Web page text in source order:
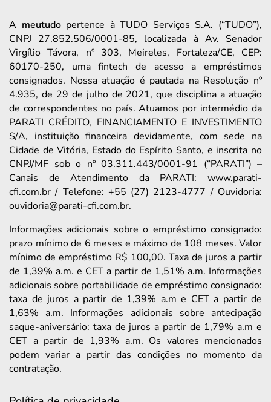
A meutudopertence à TUDO Serviços S.A. (“TUDO”),
CNPJ 27.852.506/0001-85, localizada à Av. Senador
Virgílio Távora, nº 303, Meireles, Fortaleza/CE, CEP:
60170-250, uma fintech de acesso a empréstimos
consignados. Nossa atuação é pautada na Resolução nº
4.935, de 29 de julho de 2021, que disciplina a atuação
de correspondentes no país. Atuamos por intermédio da
PARATI CRÉDITO, FINANCIAMENTO E INVESTIMENTO
S/A, instituição financeira devidamente, com sede na
Cidade de Vitória, Estado do Espírito Santo, e inscrita no
CNPJ/MF sob o nº 03.311.443/0001-91 (“PARATI”) –
Canais de Atendimento da PARATI: www.parati-
cfi.com.br / Telefone: +55 (27) 2123-4777 / Ouvidoria:
ouvidoria@parati-cfi.com.br.
Informações adicionais sobre o empréstimo consignado:
prazo mínimo de 6 meses e máximo de 108 meses. Valor
mínimo de empréstimo R$ 100,00. Taxa de juros a partir
de 1,39% a.m. e CET a partir de 1,51% a.m. Informações
adicionais sobre portabilidade de empréstimo consignado:
taxa de juros a partir de 1,39% a.m e CET a partir de
1,63% a.m. Informações adicionais sobre antecipação
saque-aniversário: taxa de juros a partir de 1,79% a.m e
CET a partir de 1,93% a.m. Os valores mencionados
podem variar a partir das condições no momento da
contratação.